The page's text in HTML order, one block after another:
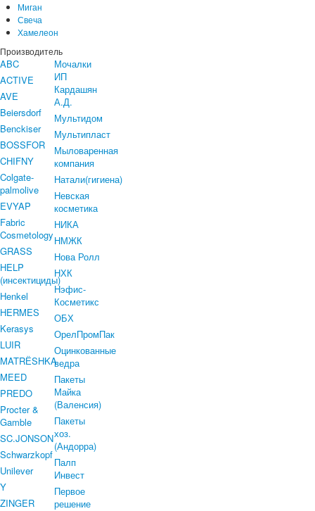
Миган
Свеча
Хамелеон
Производитель
ABC
ACTIVE
AVE
Beiersdorf
Benckiser
BOSSFOR
CHIFNY
Colgate-
palmolive
EVYAP
Fabric
Cosmetology
GRASS
HELP
(инсектициды)
Henkel
HERMES
Kerasys
LUIR
MATRЁSHKA
MEED
PREDO
Procter &
Gamble
SC.JONSON
Schwarzkopf
Unilever
Y
ZINGER
Мочалки
ИП
Кардашян
А.Д.
Мультидом
Мультипласт
Мыловаренная
компания
Натали(гигиена)
Невская
косметика
НИКА
НМЖК
Нова Ролл
НХК
Нэфис-
Косметикс
ОБХ
ОрелПромПак
Оцинкованные
ведра
Пакеты
Майка
(Валенсия)
Пакеты
хоз.
(Андорра)
Палп
Инвест
Первое
решение